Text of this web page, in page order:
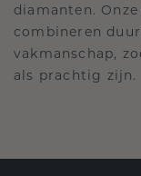
diamanten.
combineren
vakmanschap,
als prachtig zijn.